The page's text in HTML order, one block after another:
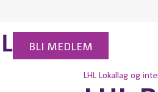
BLI MEDLEM
LHL Lokallag og